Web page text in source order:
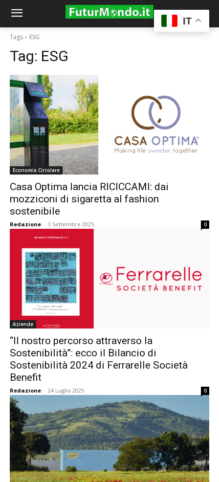
Tags ESG
Tag: ESG
Economia Circolare
Casa Optima lancia RICICCAMI: dai
mozziconi di sigaretta al fashion
sostenibile
Redazione - 3 Settembre 2025 0
Aziende
“Il nostro percorso attraverso la
Sostenibilità”: ecco il Bilancio di
Sostenibilità 2024 di Ferrarelle Società
Benefit
Redazione - 24 Luglio 2025 0
IT